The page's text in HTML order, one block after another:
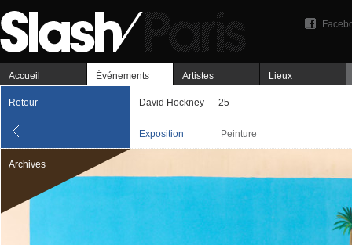
Accueil Événements Artistes Lieux
Retour David Hockney — 25
Exposition Peinture
Archives